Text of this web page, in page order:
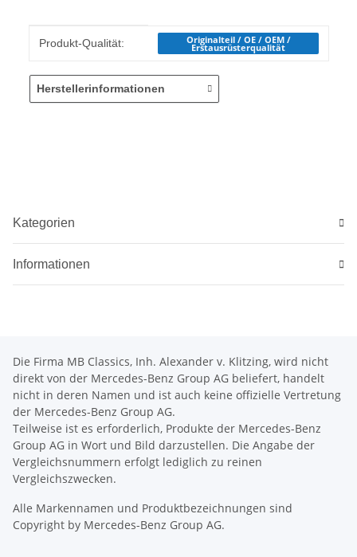
Produkteigenschaft
Wert
Produkt-Qualität: Originalteil / OE / OEM /
Erstausrüsterqualität
Herstellerinformationen
Kategorien
Informationen
Die Firma MB Classics, Inh. Alexander v. Klitzing, wird nicht
direkt von der Mercedes-Benz Group AG beliefert, handelt
nicht in deren Namen und ist auch keine offizielle Vertretung
der Mercedes-Benz Group AG.
Teilweise ist es erforderlich, Produkte der Mercedes-Benz
Group AG in Wort und Bild darzustellen. Die Angabe der
Vergleichsnummern erfolgt lediglich zu reinen
Vergleichszwecken.
Alle Markennamen und Produktbezeichnungen sind
Copyright by Mercedes-Benz Group AG.